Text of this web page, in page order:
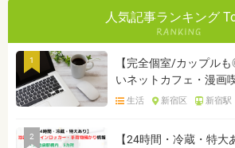
人気記事ランキング
1
【完全個室/カップル
いネットカフェ・漫画
生活 新宿区 新宿駅
2
【24時間・冷蔵・特